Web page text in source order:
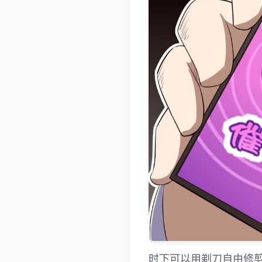
时下可以用剃刀自由修